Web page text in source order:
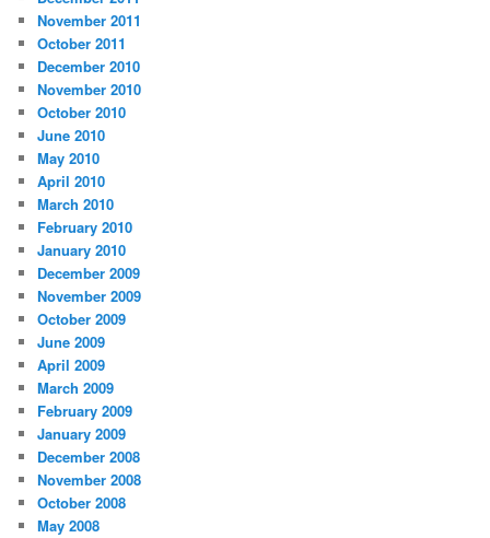
November 2011
October 2011
December 2010
November 2010
October 2010
June 2010
May 2010
April 2010
March 2010
February 2010
January 2010
December 2009
November 2009
October 2009
June 2009
April 2009
March 2009
February 2009
January 2009
December 2008
November 2008
October 2008
May 2008